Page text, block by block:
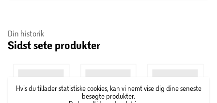
Din historik
Sidst sete produkter
Hvis du tillader statistiske cookies, kan vi nemt vise dig dine seneste
besøgte produkter.